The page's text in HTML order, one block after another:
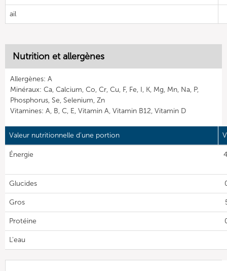
ail
Nutrition et allergènes
Allergènes: A
Minéraux: Ca, Calcium, Co, Cr, Cu, F, Fe, I, K, Mg, Mn, Na, P,
Phosphorus, Se, Selenium, Zn
Vitamines: A, B, C, E, Vitamin A, Vitamin B12, Vitamin D
Valeur nutritionnelle d'une portion
Énergie
Glucides
Gros
Protéine
L'eau